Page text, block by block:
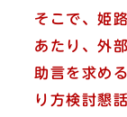
そこで、姫
あたり、外
助言を求め
り方検討懇